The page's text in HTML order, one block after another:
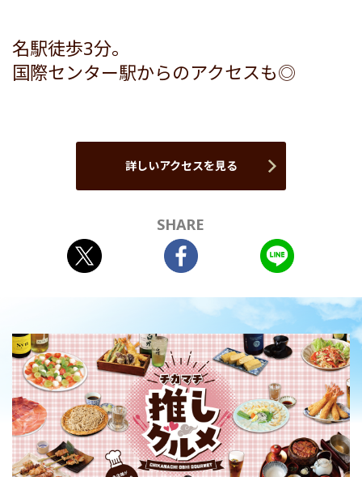
名駅徒歩3分。
国際センター駅からのアクセスも◎
詳しいアクセスを見る
SHARE